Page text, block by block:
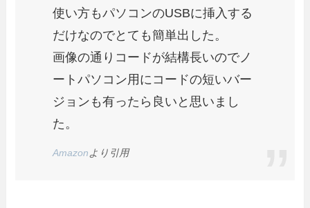
使い方もパソコンのUSBに挿入する
だけなのでとても簡単出した。
画像の通りコードが結構長いのでノ
ートパソコン用にコードの短いバー
ジョンも有ったら良いと思いまし
た。
Amazonより引用